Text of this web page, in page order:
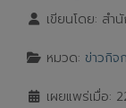
เขียนโดย: สำ
หมวด: ข่าวกิจ
เผยแพร่เมื่อ: